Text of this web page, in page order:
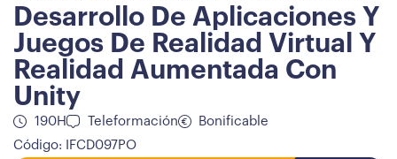
Desarrollo De Aplicaciones Y
Juegos De Realidad Virtual Y
Realidad Aumentada Con
Unity
190H Teleformación
Bonificable
Código: IFCD097PO